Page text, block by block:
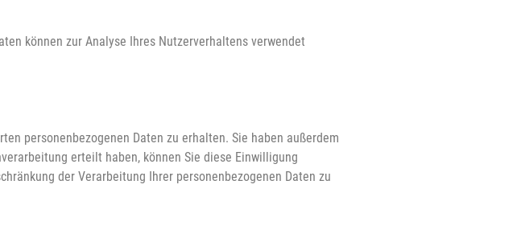
können zur Analyse Ihres Nutzerverhaltens verwendet
personenbezogenen Daten zu erhalten. Sie haben außerdem
erteilt haben, können Sie diese Einwilligung
der Verarbeitung Ihrer personenbezogenen Daten zu